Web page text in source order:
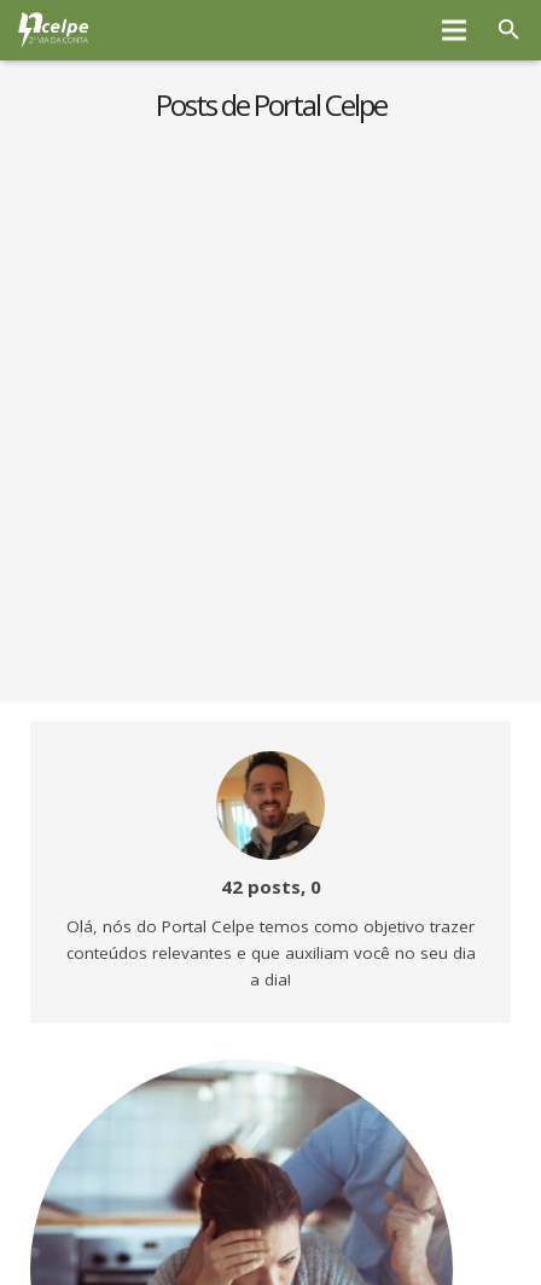
Posts de Portal Celpe
42 posts, 0Comentário
Olá, nós do Portal Celpe temos como objetivo trazer
conteúdos relevantes e que auxiliam você no seu dia
a dia!